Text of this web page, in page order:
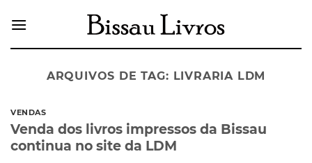
ARQUIVOS DE TAG: LIVRARIA LDM
VENDAS
Venda dos livros impressos da Bissau
continua no site da LDM